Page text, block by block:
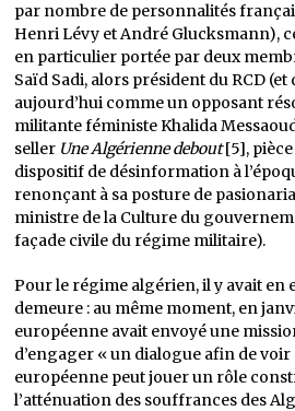
par nombre de personnalités
Henri Lévy et André Glucksmann),
en particulier portée par deux
Saïd Sadi, alors président du RCD (et
aujourd’hui comme un opposant
militante féministe Khalida
seller Une Algérienne debout[5],
dispositif de désinformation à
renonçant à sa posture de
ministre de la Culture du
façade civile du régime militaire).
Pour le régime algérien, il y avait en
demeure : au même moment, en
européenne avait envoyé une
d’engager « un dialogue afin de
européenne peut jouer un rôle
l’atténuation des souffrances des